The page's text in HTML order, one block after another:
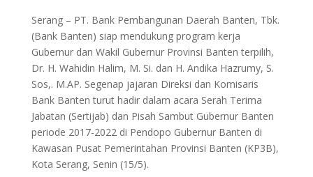
Serang – PT. Bank Pembangunan Daerah Banten, Tbk.
(Bank Banten) siap mendukung program kerja
Gubernur dan Wakil Gubernur Provinsi Banten terpilih,
Dr. H. Wahidin Halim, M. Si. dan H. Andika Hazrumy, S.
Sos,. M.AP. Segenap jajaran Direksi dan Komisaris
Bank Banten turut hadir dalam acara Serah Terima
Jabatan (Sertijab) dan Pisah Sambut Gubernur Banten
periode 2017-2022 di Pendopo Gubernur Banten di
Kawasan Pusat Pemerintahan Provinsi Banten (KP3B),
Kota Serang, Senin (15/5).